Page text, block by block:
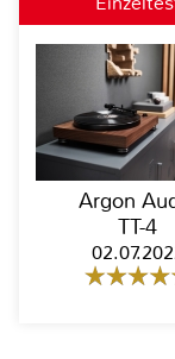
Argon
TT-4